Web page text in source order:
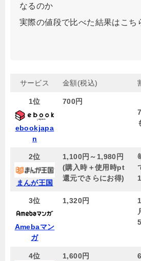
なるのか
実際の値段で比べた結果はこち
サービス 金額(税込)
1位
ebookjapa
n
700円
2位
まんが王国
1,100円～1,980円
(購入時＋使用時pt
還元でさらにお得)
3位
Amebaマン
ガ
1,320円
4位 1,600円